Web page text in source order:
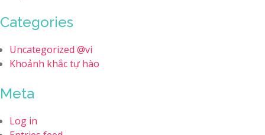
Categories
Uncategorized @vi
Khoảnh khắc tự hào
Meta
Log in